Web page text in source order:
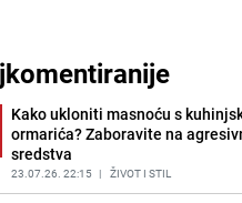
Novog
BOSNA I HERCEGOVINA
Pojavili su vam se mravi u kući?
brige, ovo su najbolji načini da ih
riješite
PRIJE 2 DANA | ŽIVOT I STIL
Kako ukloniti masnoću s
ormarića? Zaboravite na
sredstva
23.07.26. 22:15 | ŽIVOT I STIL